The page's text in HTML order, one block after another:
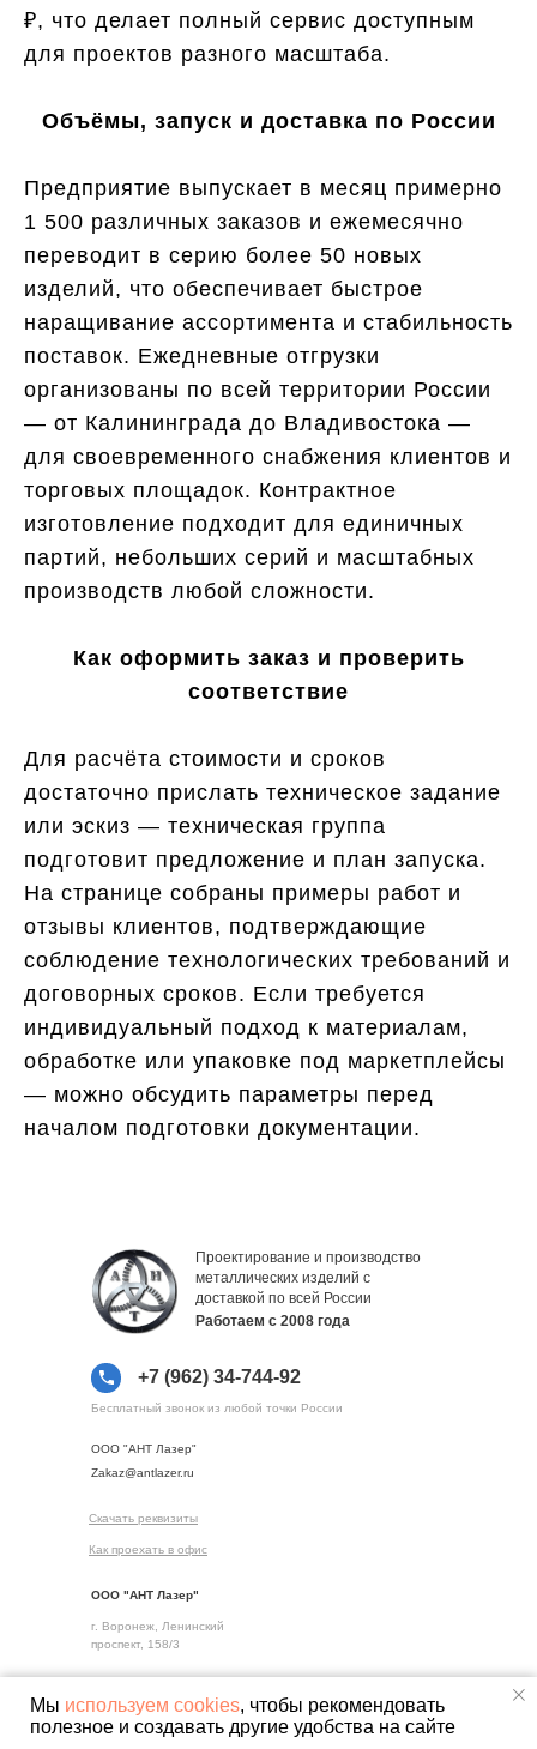
₽, что делает полный сервис доступным
для проектов разного масштаба.
Объёмы, запуск и доставка по России
Предприятие выпускает в месяц примерно
1 500 различных заказов и ежемесячно
переводит в серию более 50 новых
изделий, что обеспечивает быстрое
наращивание ассортимента и стабильность
поставок. Ежедневные отгрузки
организованы по всей территории России
— от Калининграда до Владивостока —
для своевременного снабжения клиентов и
торговых площадок. Контрактное
изготовление подходит для единичных
партий, небольших серий и масштабных
производств любой сложности.
Как оформить заказ и проверить
соответствие
Для расчёта стоимости и сроков
достаточно прислать техническое задание
или эскиз — техническая группа
подготовит предложение и план запуска.
На странице собраны примеры работ и
отзывы клиентов, подтверждающие
соблюдение технологических требований и
договорных сроков. Если требуется
индивидуальный подход к материалам,
обработке или упаковке под маркетплейсы
— можно обсудить параметры перед
началом подготовки документации.
Проектирование и производство
металлических изделий с
доставкой по всей России
Бесплатный звонок из любой точки России
Работаем с 2008 года
+7 (962) 34-744-92
ООО "АНТ Лазер"
ООО "АНТ Лазер"
г. Воронеж, Ленинский
проспект, 158/3
Zakaz@antlazer.ru
Как проехать в офис
Скачать реквизиты
Мы используем cookies, чтобы рекомендовать
полезное и создавать другие удобства на сайте
Made on Tilda